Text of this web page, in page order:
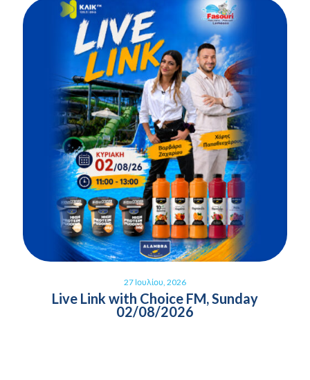
27 Ιουλίου, 2026
Live Link with Choice FM, Sunday
02/08/2026